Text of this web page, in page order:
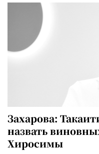
Захарова:
назвать
Хиросимы